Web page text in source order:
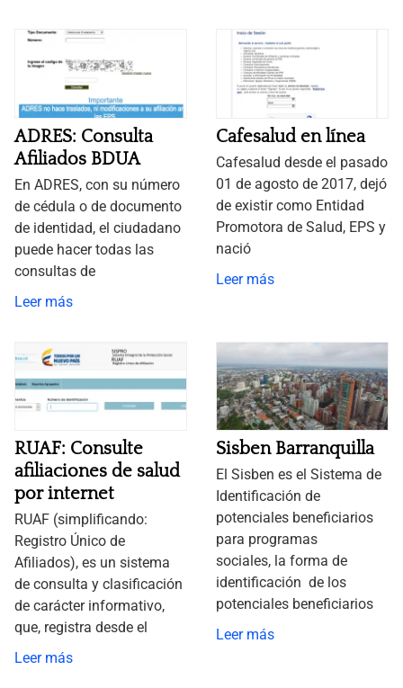
ADRES: Consulta
Afiliados BDUA
En ADRES, con su número
de cédula o de documento
de identidad, el ciudadano
puede hacer todas las
consultas de
Leer más
Cafesalud en línea
Cafesalud desde el pasado
01 de agosto de 2017, dejó
de existir como Entidad
Promotora de Salud, EPS y
nació
Leer más
RUAF: Consulte
afiliaciones de salud
por internet
RUAF (simplificando:
Registro Único de
Afiliados), es un sistema
de consulta y clasificación
de carácter informativo,
que, registra desde el
Leer más
Sisben Barranquilla
El Sisben es el Sistema de
Identificación de
potenciales beneficiarios
para programas
sociales, la forma de
identificación de los
potenciales beneficiarios
Leer más